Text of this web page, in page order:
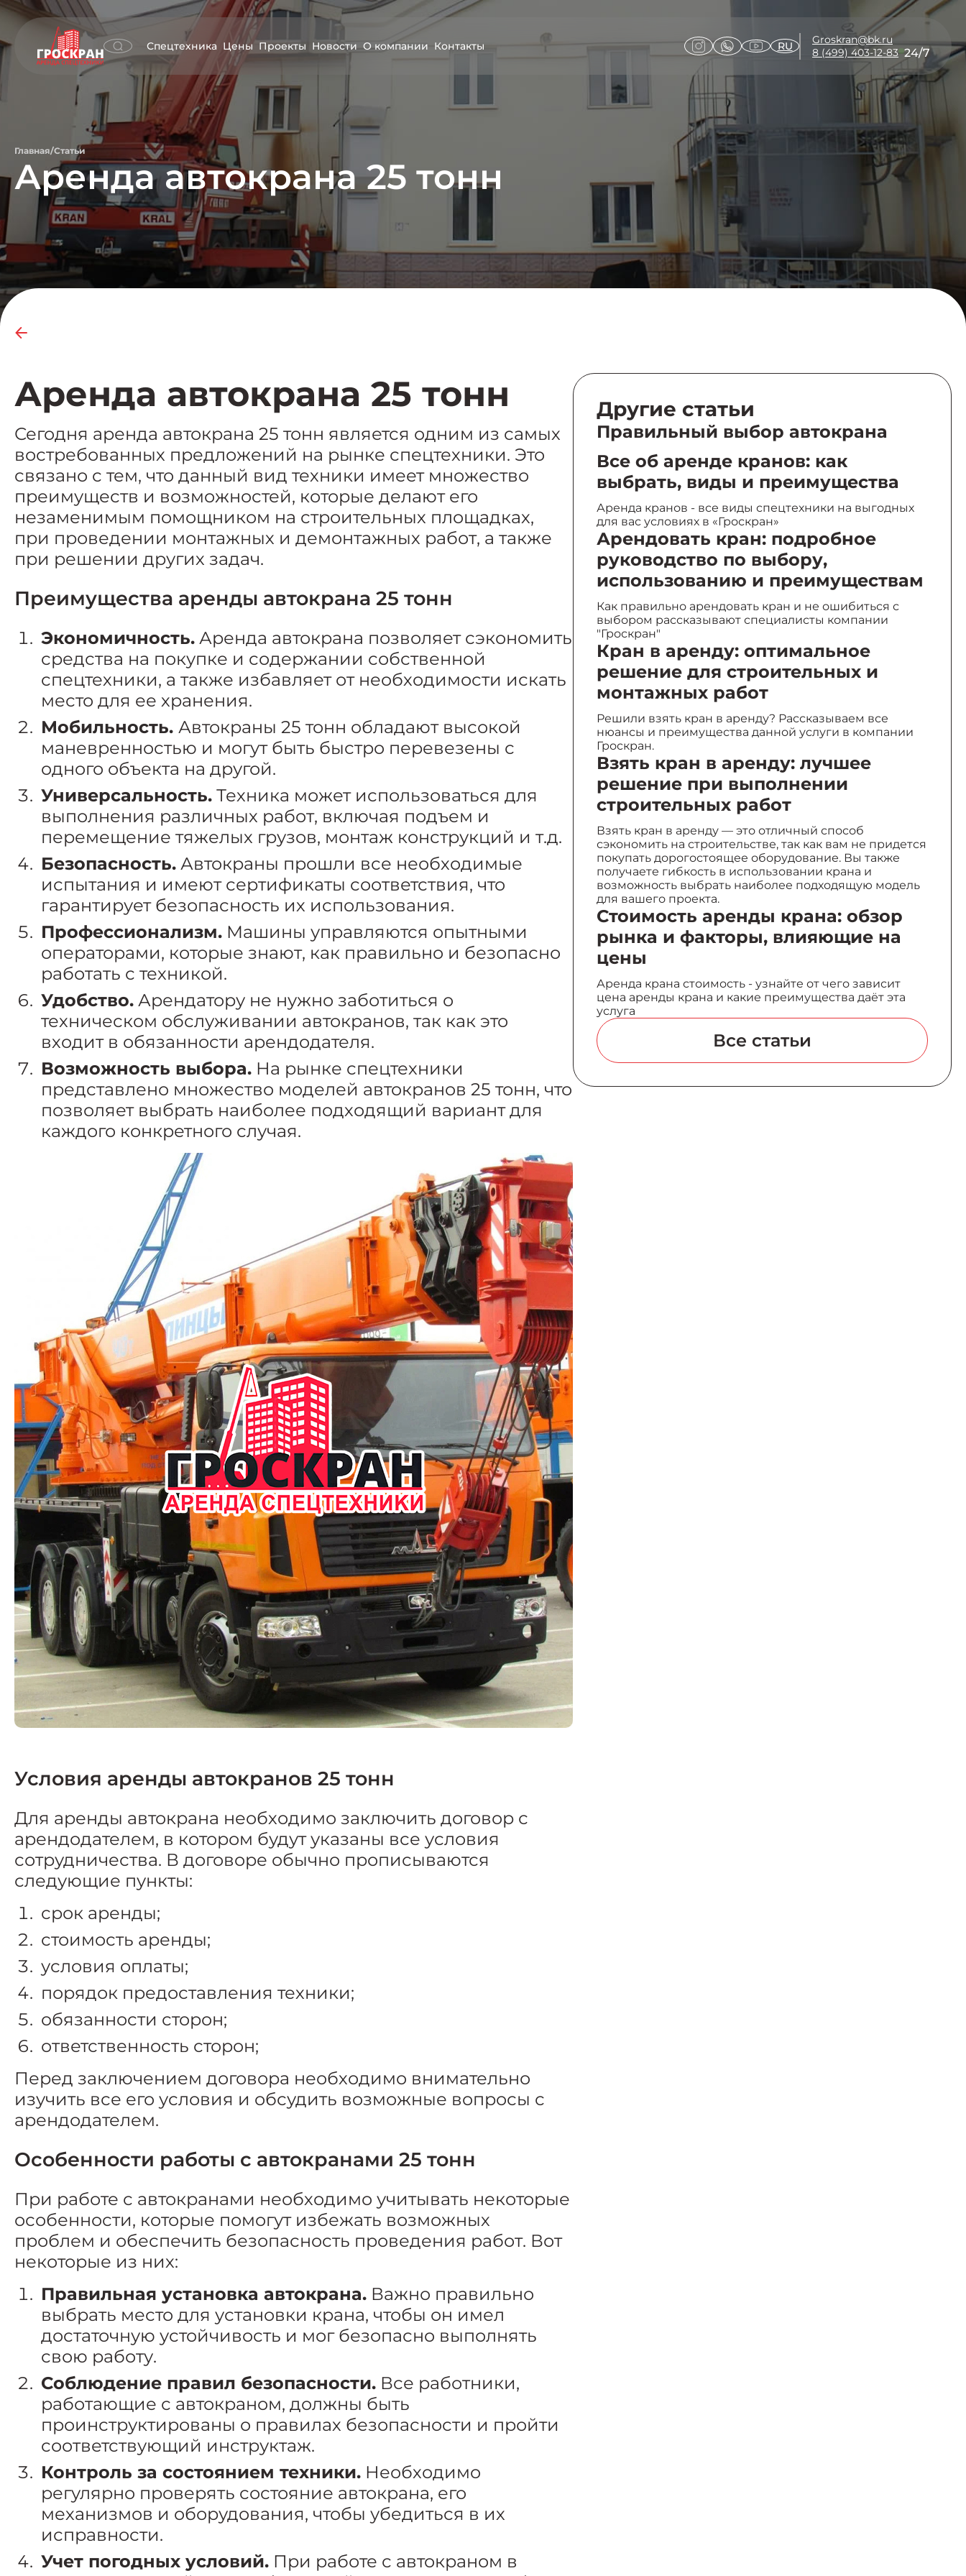
Спецтехника Цены Проекты Новости О компании Контакты RU
Groskran@bk.ru
8 (499) 403-12-83 24/7
Главная/Статьи
Аренда автокрана 25 тонн
Аренда автокрана 25 тонн
Сегодня аренда автокрана 25 тонн является одним из самых
востребованных предложений на рынке спецтехники. Это
связано с тем, что данный вид техники имеет множество
преимуществ и возможностей, которые делают его
незаменимым помощником на строительных площадках,
при проведении монтажных и демонтажных работ, а также
при решении других задач.
Преимущества аренды автокрана 25 тонн
Экономичность. Аренда автокрана позволяет сэкономить
средства на покупке и содержании собственной
спецтехники, а также избавляет от необходимости искать
место для ее хранения.
Мобильность. Автокраны 25 тонн обладают высокой
маневренностью и могут быть быстро перевезены с
одного объекта на другой.
Универсальность. Техника может использоваться для
выполнения различных работ, включая подъем и
перемещение тяжелых грузов, монтаж конструкций и т.д.
Безопасность. Автокраны прошли все необходимые
испытания и имеют сертификаты соответствия, что
гарантирует безопасность их использования.
Профессионализм. Машины управляются опытными
операторами, которые знают, как правильно и безопасно
работать с техникой.
Удобство. Арендатору не нужно заботиться о
техническом обслуживании автокранов, так как это
входит в обязанности арендодателя.
Возможность выбора. На рынке спецтехники
представлено множество моделей автокранов 25 тонн, что
позволяет выбрать наиболее подходящий вариант для
каждого конкретного случая.
Условия аренды автокранов 25 тонн
Для аренды автокрана необходимо заключить договор с
арендодателем, в котором будут указаны все условия
сотрудничества. В договоре обычно прописываются
следующие пункты:
срок аренды;
стоимость аренды;
условия оплаты;
порядок предоставления техники;
обязанности сторон;
ответственность сторон;
Перед заключением договора необходимо внимательно
изучить все его условия и обсудить возможные вопросы с
арендодателем.
Особенности работы с автокранами 25 тонн
При работе с автокранами необходимо учитывать некоторые
особенности, которые помогут избежать возможных
проблем и обеспечить безопасность проведения работ. Вот
некоторые из них:
Правильная установка автокрана. Важно правильно
выбрать место для установки крана, чтобы он имел
достаточную устойчивость и мог безопасно выполнять
свою работу.
Соблюдение правил безопасности. Все работники,
работающие с автокраном, должны быть
проинструктированы о правилах безопасности и пройти
соответствующий инструктаж.
Контроль за состоянием техники. Необходимо
регулярно проверять состояние автокрана, его
механизмов и оборудования, чтобы убедиться в их
исправности.
Учет погодных условий. При работе с автокраном в
Другие статьи
Правильный выбор автокрана
Все об аренде кранов: как
выбрать, виды и преимущества
Аренда кранов - все виды спецтехники на выгодных
для вас условиях в «Гроскран»
Арендовать кран: подробное
руководство по выбору,
использованию и преимуществам
Как правильно арендовать кран и не ошибиться с
выбором рассказывают специалисты компании
"Гроскран"
Кран в аренду: оптимальное
решение для строительных и
монтажных работ
Решили взять кран в аренду? Рассказываем все
нюансы и преимущества данной услуги в компании
Гроскран.
Взять кран в аренду: лучшее
решение при выполнении
строительных работ
Взять кран в аренду — это отличный способ
сэкономить на строительстве, так как вам не придется
покупать дорогостоящее оборудование. Вы также
получаете гибкость в использовании крана и
возможность выбрать наиболее подходящую модель
для вашего проекта.
Стоимость аренды крана: обзор
рынка и факторы, влияющие на
цены
Аренда крана стоимость - узнайте от чего зависит
цена аренды крана и какие преимущества даёт эта
услуга
Вcе статьи